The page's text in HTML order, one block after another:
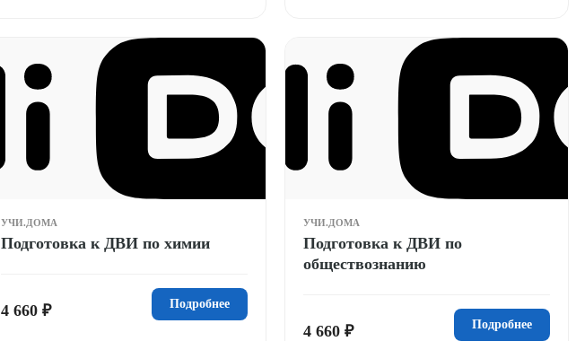
УЧИ.ДОМА
Подготовка к ДВИ по химии
4 660 ₽ Подробнее
УЧИ.ДОМА
Подготовка к ДВИ по
обществознанию
4 660 ₽ Подробнее